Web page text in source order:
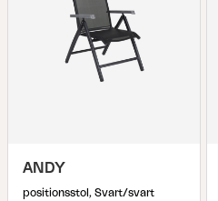
ANDY
positionsstol, Svart/svart